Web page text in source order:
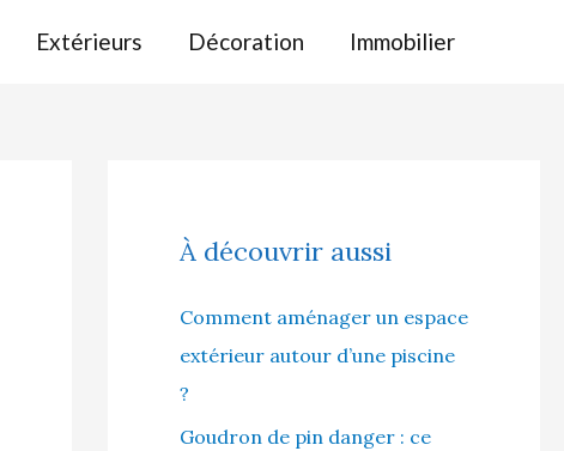
Extérieurs Décoration Immobilier
À découvrir aussi
Comment aménager un espace
extérieur autour d’une piscine
?
Goudron de pin danger : ce